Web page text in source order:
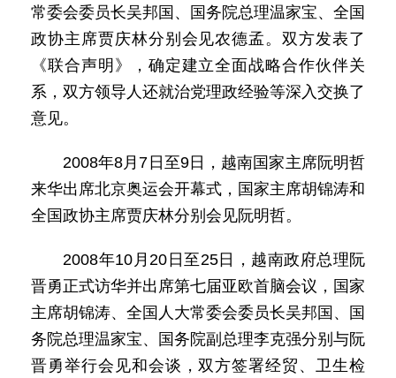
常委会委员长吴邦国、国务院总理温家宝、全国
政协主席贾庆林分别会见农德孟。双方发表了
《联合声明》，确定建立全面战略合作伙伴关
系，双方领导人还就治党理政经验等深入交换了
意见。
2008年8月7日至9日，越南国家主席阮明哲
来华出席北京奥运会开幕式，国家主席胡锦涛和
全国政协主席贾庆林分别会见阮明哲。
2008年10月20日至25日，越南政府总理阮
晋勇正式访华并出席第七届亚欧首脑会议，国家
主席胡锦涛、全国人大常委会委员长吴邦国、国
务院总理温家宝、国务院副总理李克强分别与阮
晋勇举行会见和会谈，双方签署经贸、卫生检